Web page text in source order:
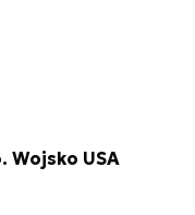
Wojsko USA